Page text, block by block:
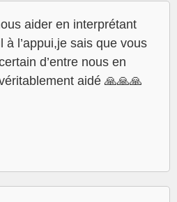
aider en interprétant
à l’appui,je sais que vous
d’entre nous en
aidé 🙏🙏🙏